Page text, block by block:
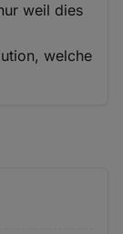
weil dies
welche